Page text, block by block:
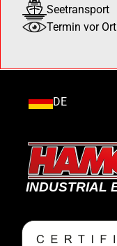
Seetransport
Termin vor Ort
DE